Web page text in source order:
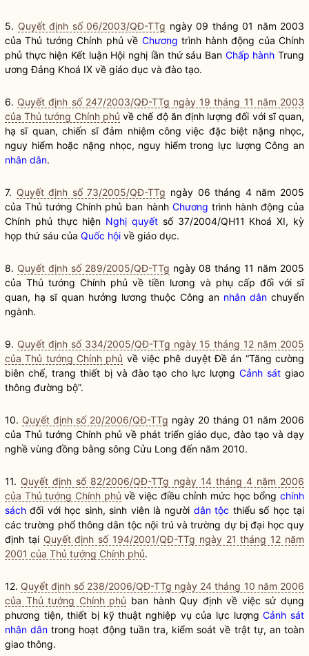
5. Quyết định số 06/2003/QĐ-TTg ngày 09 tháng 01 năm 2003
của Thủ tướng Chính phủ về Chương trình hành động của Chính
phủ thực hiện Kết luận Hội nghị lần thứ sáu Ban Chấp hành Trung
ương Đảng Khoá IX về giáo dục và đào tạo.
6. Quyết định số 247/2003/QĐ-TTg ngày 19 tháng 11 năm 2003
của Thủ tướng Chính phủ về chế độ ăn định lượng đối với sĩ quan,
hạ sĩ quan, chiến sĩ đảm nhiệm công việc đặc biệt nặng nhọc,
nguy hiểm hoặc nặng nhọc, nguy hiểm trong lực lượng Công an
nhân dân.
7. Quyết định số 73/2005/QĐ-TTg ngày 06 tháng 4 năm 2005
của Thủ tướng Chính phủ ban hành Chương trình hành động của
Chính phủ thực hiện Nghị quyết số 37/2004/QH11 Khoá XI, kỳ
họp thứ sáu của Quốc hội về giáo dục.
8. Quyết định số 289/2005/QĐ-TTg ngày 08 tháng 11 năm 2005
của Thủ tướng Chính phủ về tiền lương và phụ cấp đối với sĩ
quan, hạ sĩ quan hưởng lương thuộc Công an nhân dân chuyển
ngành.
9. Quyết định số 334/2005/QĐ-TTg ngày 15 tháng 12 năm 2005
của Thủ tướng Chính phủ về việc phê duyệt Đề án “Tăng cường
biên chế, trang thiết bị và đào tạo cho lực lượngCảnh sát giao
thông đường bộ”.
10. Quyết định số 20/2006/QĐ-TTg ngày 20 tháng 01 năm 2006
của Thủ tướng Chính phủ về phát triển giáo dục, đào tạo và dạy
nghề vùng đồng bằng sông Cửu Long đến năm 2010.
11. Quyết định số 82/2006/QĐ-TTg ngày 14 tháng 4 năm 2006
của Thủ tướng Chính phủ về việc điều chỉnh mức học bổngchính
sách đối với học sinh, sinh viên là người dân tộc thiểu số học tại
các trường phổ thôngdân tộc nội trú và trường dự bị đại học quy
định tại Quyết định số 194/2001/QĐ-TTg ngày 21 tháng 12 năm
2001 của Thủ tướng Chính phủ.
12. Quyết định số 238/2006/QĐ-TTg ngày 24 tháng 10 năm 2006
của Thủ tướng Chính phủ ban hành Quy định về việc sử dụng
phương tiện, thiết bị kỹ thuật nghiệp vụ của lực lượngCảnh sát
nhân dân trong hoạt động tuần tra, kiểm soát về trật tự, an toàn
giao thông.